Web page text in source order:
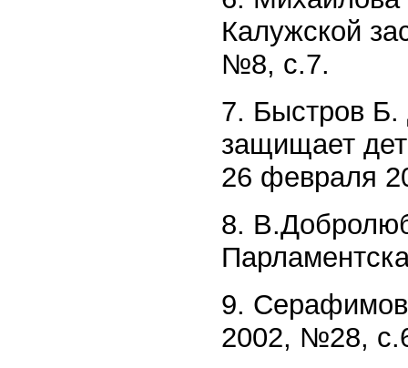
Калужской
№8, с.7.
7. Быстров Б.
защищает
26 февраля
8.
9.
2002, №28,